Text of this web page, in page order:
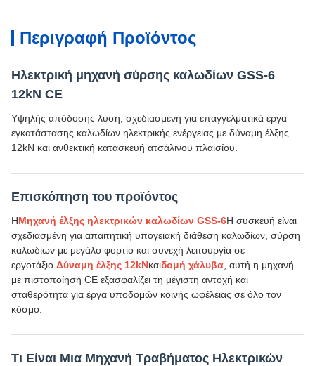
Περιγραφή Προϊόντος
Ηλεκτρική μηχανή σύρσης καλωδίων GSS-6
12kN CE
Υψηλής απόδοσης λύση, σχεδιασμένη για επαγγελματικά έργα
εγκατάστασης καλωδίων ηλεκτρικής ενέργειας με δύναμη έλξης
12kN και ανθεκτική κατασκευή ατσάλινου πλαισίου.
Επισκόπηση του προϊόντος
ΗΜηχανή έλξης ηλεκτρικών καλωδίων GSS-6Η συσκευή είναι
σχεδιασμένη για απαιτητική υπογειακή διάθεση καλωδίων, σύρση
καλωδίων με μεγάλο φορτίο και συνεχή λειτουργία σε
εργοτάξιο. Δύναμη έλξης 12kNκαιδομή χάλυβα , αυτή η μηχανή
με πιστοποίηση CE εξασφαλίζει τη μέγιστη αντοχή και
σταθερότητα για έργα υποδομών κοινής ωφέλειας σε όλο τον
κόσμο.
Τι Είναι Μια Μηχανή Τραβήματος Ηλεκτρικών